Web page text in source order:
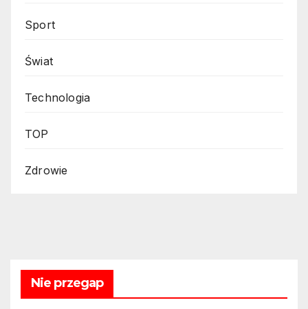
Sport
Świat
Technologia
TOP
Zdrowie
Nie przegap